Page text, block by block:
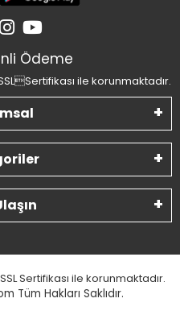
Ödeme
ile korunmaktadır.
Sertifikası ile korunmaktadır.
Tüm Hakları Saklıdır.